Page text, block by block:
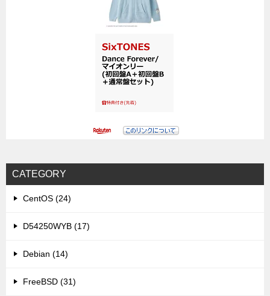
CATEGORY
CentOS (24)
D54250WYB (17)
Debian (14)
FreeBSD (31)